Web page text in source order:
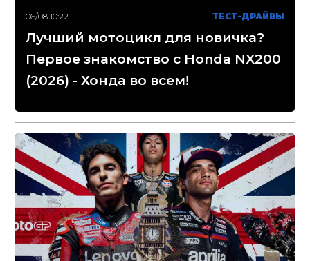
06/08 10:22 ТЕСТ-ДРАЙВЫ
Лучший мотоцикл для новичка?
Первое знакомство с Honda NX200
(2026) - Хонда во всем!